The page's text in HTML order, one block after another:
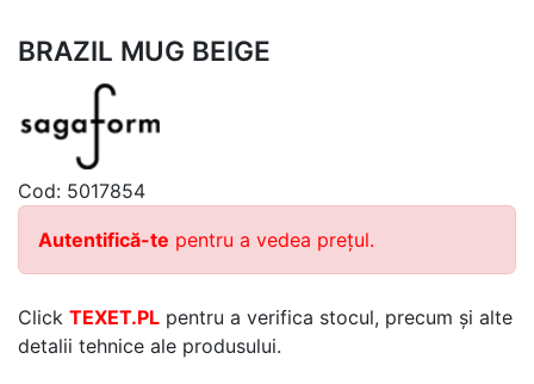
BRAZIL MUG BEIGE
Cod: 5017854
Autentifică-te pentru a vedea prețul.
Click TEXET.PL pentru a verifica stocul, precum și alte
detalii tehnice ale produsului.